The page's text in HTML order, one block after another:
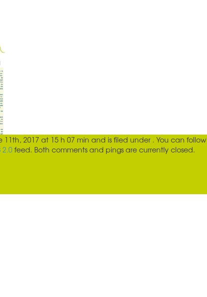
2017 at 15 h 07 min and is filed under . You can follow
2.0 feed. Both comments and pings are currently closed.